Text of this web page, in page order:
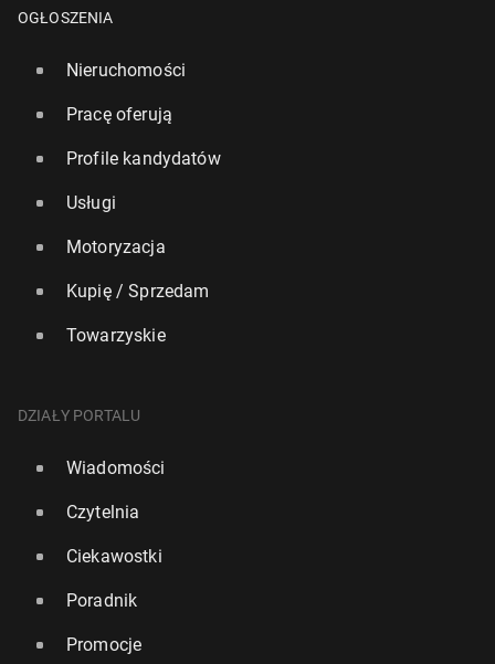
OGŁOSZENIA
Nieruchomości
Pracę oferują
Profile kandydatów
Usługi
Motoryzacja
Kupię / Sprzedam
Towarzyskie
DZIAŁY PORTALU
Wiadomości
Czytelnia
Ciekawostki
Poradnik
Promocje